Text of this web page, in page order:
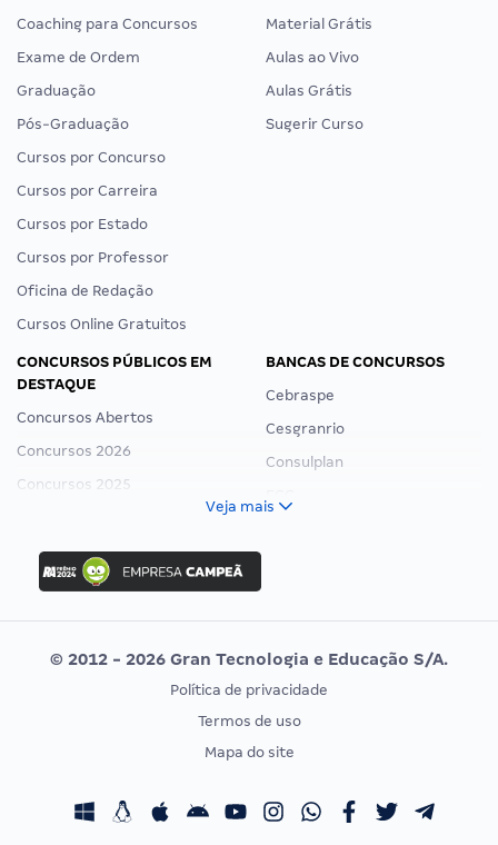
Coaching para Concursos
Exame de Ordem
Graduação
Pós-Graduação
Cursos por Concurso
Cursos por Carreira
Cursos por Estado
Cursos por Professor
Oficina de Redação
Cursos Online Gratuitos
Material Grátis
Aulas ao Vivo
Aulas Grátis
Sugerir Curso
CONCURSOS PÚBLICOS EM
DESTAQUE
Concursos Abertos
Concursos 2026
Concursos 2025
Concurso Ibama
Concurso MPU
Editais publicados
BANCAS DE CONCURSOS
Cebraspe
Cesgranrio
Consulplan
Vunesp
CONCURSOS POR PROFISSÃO
Concursos Fiscais
EXAME DE ORDEM
Calendário OAB
Veja mais
© 2012 - 2026 Gran Tecnologia e Educação S/A.
Política de privacidade
Termos de uso
Mapa do site